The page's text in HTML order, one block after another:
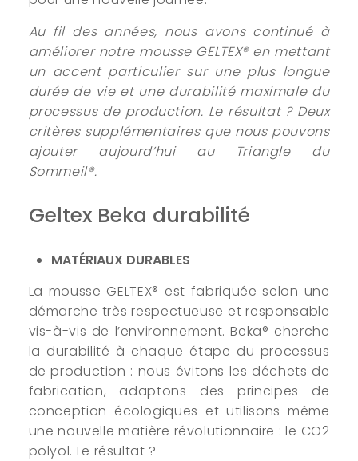
Au fil des années, nous avons continué à
améliorer notre mousse GELTEX® en mettant
un accent particulier sur une plus longue
durée de vie et une durabilité maximale du
processus de production. Le résultat ? Deux
critères supplémentaires que nous pouvons
ajouter aujourd’hui au Triangle du
Sommeil®.
Geltex Beka durabilité
MATÉRIAUX DURABLES
La mousse GELTEX® est fabriquée selon une
démarche très respectueuse et responsable
vis-à-vis de l’environnement. Beka® cherche
la durabilité à chaque étape du processus
de production : nous évitons les déchets de
fabrication, adaptons des principes de
conception écologiques et utilisons même
une nouvelle matière révolutionnaire : le CO2
polyol. Le résultat ?